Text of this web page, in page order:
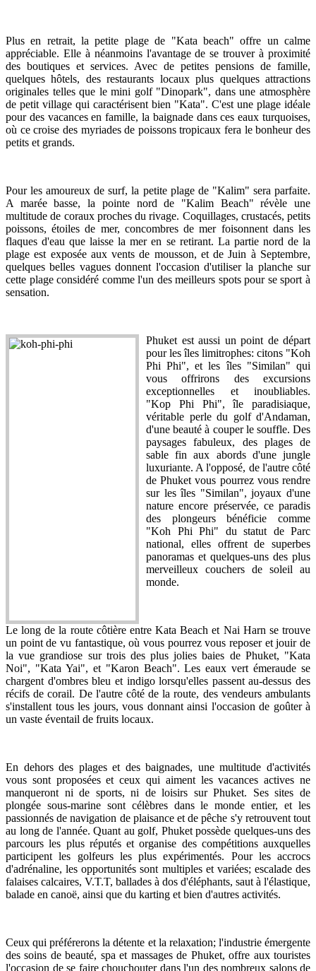
Plus en retrait, la petite plage de "Kata beach" offre un calme
appréciable. Elle à néanmoins l'avantage de se trouver à proximité
des boutiques et services. Avec de petites pensions de famille,
quelques hôtels, des restaurants locaux plus quelques attractions
originales telles que le mini golf "Dinopark", dans une atmosphère
de petit village qui caractérisent bien "Kata". C'est une plage idéale
pour des vacances en famille, la baignade dans ces eaux turquoises,
où ce croise des myriades de poissons tropicaux fera le bonheur des
petits et grands.
Pour les amoureux de surf, la petite plage de "Kalim" sera parfaite.
A marée basse, la pointe nord de "Kalim Beach" révèle une
multitude de coraux proches du rivage. Coquillages, crustacés, petits
poissons, étoiles de mer, concombres de mer foisonnent dans les
flaques d'eau que laisse la mer en se retirant. La partie nord de la
plage est exposée aux vents de mousson, et de Juin à Septembre,
quelques belles vagues donnent l'occasion d'utiliser la planche sur
cette plage considéré comme l'un des meilleurs spots pour se sport à
sensation.
Phuket est aussi un point de départ
pour les îles limitrophes: citons "Koh
Phi Phi", et les îles "Similan" qui
vous offrirons des excursions
exceptionnelles et inoubliables.
"Kop Phi Phi", île paradisiaque,
véritable perle du golf d'Andaman,
d'une beauté à couper le souffle. Des
paysages fabuleux, des plages de
sable fin aux abords d'une jungle
luxuriante. A l'opposé, de l'autre côté
de Phuket vous pourrez vous rendre
sur les îles "Similan", joyaux d'une
nature encore préservée, ce paradis
des plongeurs bénéficie comme
"Koh Phi Phi" du statut de Parc
national, elles offrent de superbes
panoramas et quelques-uns des plus
merveilleux couchers de soleil au
monde.
Le long de la route côtière entre Kata Beach et Nai Harn se trouve
un point de vu fantastique, où vous pourrez vous reposer et jouir de
la vue grandiose sur trois des plus jolies baies de Phuket, "Kata
Noi", "Kata Yai", et "Karon Beach". Les eaux vert émeraude se
chargent d'ombres bleu et indigo lorsqu'elles passent au-dessus des
récifs de corail. De l'autre côté de la route, des vendeurs ambulants
s'installent tous les jours, vous donnant ainsi l'occasion de goûter à
un vaste éventail de fruits locaux.
En dehors des plages et des baignades, une multitude d'activités
vous sont proposées et ceux qui aiment les vacances actives ne
manqueront ni de sports, ni de loisirs sur Phuket. Ses sites de
plongée sous-marine sont célèbres dans le monde entier, et les
passionnés de navigation de plaisance et de pêche s'y retrouvent tout
au long de l'année. Quant au golf, Phuket possède quelques-uns des
parcours les plus réputés et organise des compétitions auxquelles
participent les golfeurs les plus expérimentés. Pour les accrocs
d'adrénaline, les opportunités sont multiples et variées; escalade des
falaises calcaires, V.T.T, ballades à dos d'éléphants, saut à l'élastique,
balade en canoë, ainsi que du karting et bien d'autres activités.
Ceux qui préférerons la détente et la relaxation; l'industrie émergente
des soins de beauté, spa et massages de Phuket, offre aux touristes
l'occasion de se faire chouchouter dans l'un des nombreux salons de